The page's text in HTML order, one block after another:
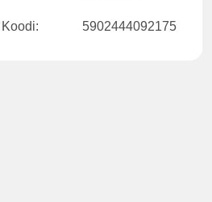
Koodi: 5902444092175